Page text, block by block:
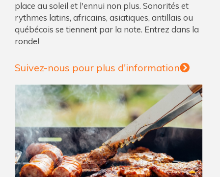
place au soleil et l'ennui non plus. Sonorités et
rythmes latins, africains, asiatiques, antillais ou
québécois se tiennent par la note. Entrez dans la
ronde!
Suivez-nous pour plus d'information